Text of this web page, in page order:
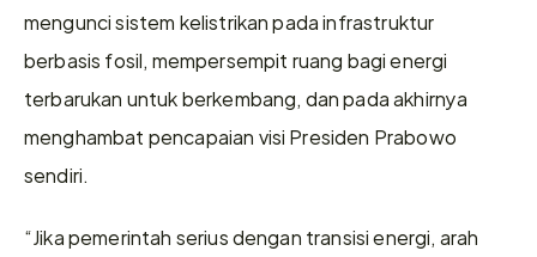
mengunci sistem kelistrikan pada infrastruktur
berbasis fosil, mempersempit ruang bagi energi
terbarukan untuk berkembang, dan pada akhirnya
menghambat pencapaian visi Presiden Prabowo
sendiri.
“Jika pemerintah serius dengan transisi energi, arah